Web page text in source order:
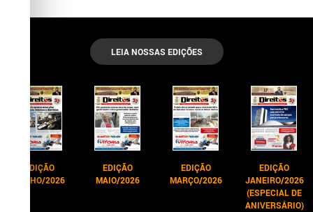
LEIA NOSSAS EDIÇÕES
EDIÇÃO
JUNHO/2026
EDIÇÃO
MAIO/2026
EDIÇÃO
MARÇO/2026
EDIÇÃO
JANEIRO/2026
(ESPECIAL DE
ANIVERSÁRIO)